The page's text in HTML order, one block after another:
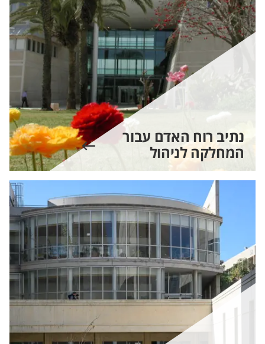
נתיב רוח האדם עבור
המחלקה לניהול